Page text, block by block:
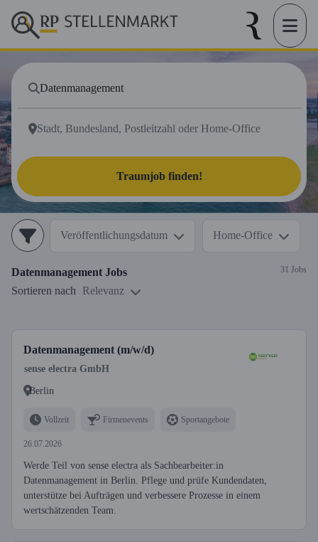
Traumjob finden!
Veröffentlichungsdatum Home-Office
Datenmanagement Jobs 31 Jobs
Sortieren nach Relevanz
Datenmanagement (m/w/d)
sense electra GmbH
Berlin
Vollzeit Firmenevents Sportangebote
26.07.2026
Werde Teil von sense electra als Sachbearbeiter:in
Datenmanagement in Berlin. Pflege und prüfe Kundendaten,
unterstütze bei Aufträgen und verbessere Prozesse in einem
wertschätzenden Team.